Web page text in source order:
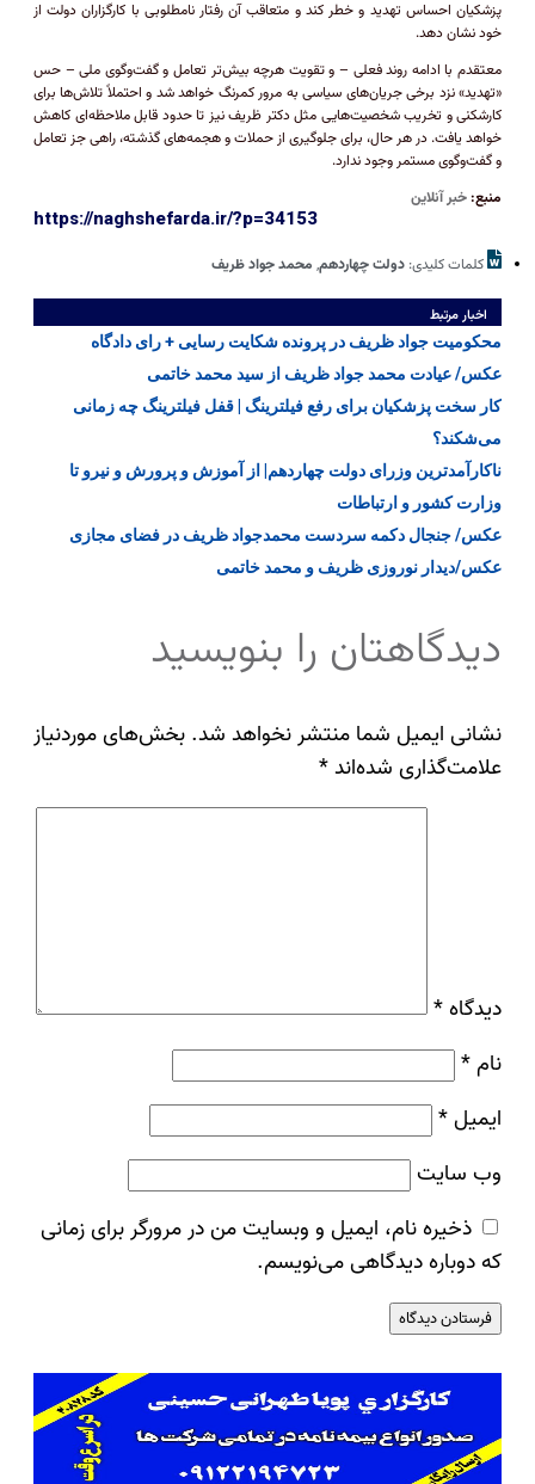
پزشکیان احساس تهدید و خطر کند و متعاقب آن رفتار نامطلوبی با کارگزاران دولت از
خود نشان دهد.
معتقدم با ادامه روند فعلی – و تقویت هرچه بیش‌تر تعامل و گفت‌وگوی ملی – حس
«تهدید» نزد برخی جریان‌های سیاسی به مرور کمرنگ خواهد شد و احتملاً تلاش‌ها برای
کارشکنی و تخریب شخصیت‌هایی مثل دکتر ظریف نیز تا حدود قابل ملاحظه‌ای کاهش
خواهد یافت. در هر حال، برای جلوگیری از حملات و هجمه‌های گذشته، راهی جز تعامل
و گفت‌وگوی مستمر وجود ندارد.
منبع:خبر آنلاین
https://naghshefarda.ir/?p=34153
کلمات کلیدی: دولت چهاردهم, محمد جواد ظریف
اخبار مرتبط
محکومیت جواد ظریف در پرونده شکایت رسایی + رای دادگاه
عکس/ عیادت محمد جواد ظریف از سید محمد خاتمی
کار سخت پزشکیان برای رفع فیلترینگ | قفل فیلترینگ چه زمانی
می‌شکند؟
ناکارآمدترین وزرای دولت چهاردهم| از آموزش و پرورش و نیرو تا
وزارت کشور و ارتباطات
عکس/ جنجال دکمه سردست محمدجواد ظریف در فضای مجازی
عکس/دیدار نوروزی ظریف و محمد خاتمی
دیدگاهتان را بنویسید
نشانی ایمیل شما منتشر نخواهد شد. بخش‌های موردنیاز
علامت‌گذاری شده‌اند*
دیدگاه *
نام*
ایمیل*
وب‌ سایت
ذخیره نام، ایمیل و وبسایت من در مرورگر برای زمانی
که دوباره دیدگاهی می‌نویسم.